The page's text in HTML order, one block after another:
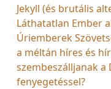
Jekyll (és brutális
Láthatatlan Ember
Úriemberek
a méltán híres és
szembeszálljanak a
fenyegetéssel?